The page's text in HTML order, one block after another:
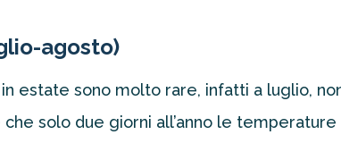
agosto)
estate sono molto rare, infatti a luglio,
che solo due giorni all’anno le